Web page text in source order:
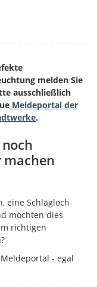
melden Sie
ausschließlich
Meldeportal der
.
machen
eine Schlagloch
möchten dies
richtigen
- egal